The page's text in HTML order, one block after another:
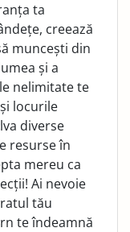
ta
creează
muncești din
și a
nelimitate te
locurile
diverse
resurse în
mereu ca
Ai nevoie
tău
te îndeamnă